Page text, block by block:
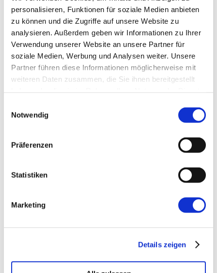
personalisieren, Funktionen für soziale Medien anbieten
zu können und die Zugriffe auf unsere Website zu
analysieren. Außerdem geben wir Informationen zu Ihrer
Verwendung unserer Website an unsere Partner für
soziale Medien, Werbung und Analysen weiter. Unsere
Partner führen diese Informationen möglicherweise mit
weiteren Daten zusammen, die Sie ihnen bereitgestellt
Notwendig
Präferenzen
Statistiken
Marketing
Details zeigen
inklusive.
Demo buchen →
KI-Fundament für Unternehmen. On-prem.